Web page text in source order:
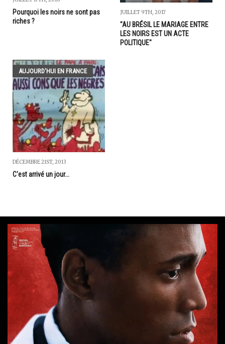
Pourquoi les noirs ne sont pas
riches ?
JUILLET 9TH, 2017
"AU BRÉSIL LE MARIAGE ENTRE
LES NOIRS EST UN ACTE
POLITIQUE"
AUJOURD'HUI EN FRANCE
DÉCEMBRE 21ST, 2013
C'est arrivé un jour...